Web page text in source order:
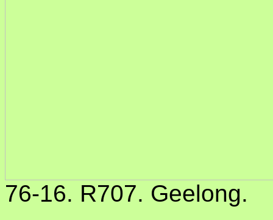
76-16. R707. Geelong.